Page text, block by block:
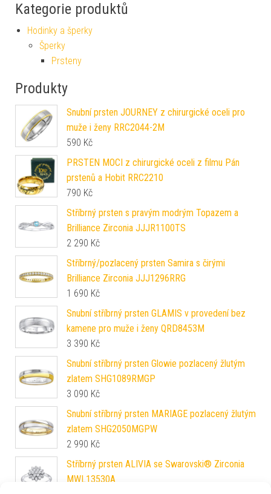
Kategorie produktů
Hodinky a šperky
Šperky
Prsteny
Produkty
Snubní prsten JOURNEY z chirurgické oceli pro
muže i ženy RRC2044-2M
590 Kč
PRSTEN MOCI z chirurgické oceli z filmu Pán
prstenů a Hobit RRC2210
790 Kč
Stříbrný prsten s pravým modrým Topazem a
Brilliance Zirconia JJJR1100TS
2 290 Kč
Stříbrný/pozlacený prsten Samira s čirými
Brilliance Zirconia JJJ1296RRG
1 690 Kč
Snubní stříbrný prsten GLAMIS v provedení bez
kamene pro muže i ženy QRD8453M
3 390 Kč
Snubní stříbrný prsten Glowie pozlacený žlutým
zlatem SHG1089RMGP
3 090 Kč
Snubní stříbrný prsten MARIAGE pozlacený žlutým
zlatem SHG2050MGPW
2 990 Kč
Stříbrný prsten ALIVIA se Swarovski® Zirconia
MWL13530A